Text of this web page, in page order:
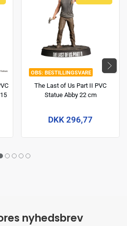
BESTILLINGSVARE
The Last of Us Part II PVC
Statue Abby 22 cm
DKK 296,77
nyhedsbrev